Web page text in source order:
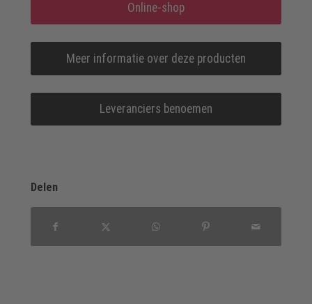
Online-shop
Meer informatie over deze producten
Leveranciers benoemen
Delen